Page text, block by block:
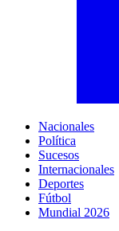
Nacionales
Política
Sucesos
Internacionales
Deportes
Fútbol
Mundial 2026